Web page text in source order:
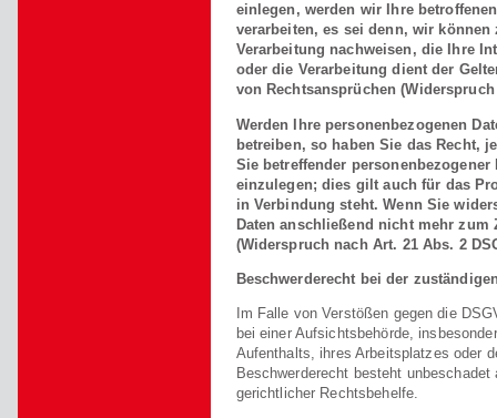
einlegen, werden wir Ihre
verarbeiten, es sei denn, wir
Verarbeitung nachweisen, die Ihre
oder die Verarbeitung dient der
von Rechtsansprüchen
Werden Ihre personenbezogenen
betreiben, so haben Sie das Recht,
Sie betreffender
einzulegen; dies gilt auch für das
in Verbindung steht. Wenn Sie
Daten anschließend nicht mehr zum
(Widerspruch nach Art. 21 Abs. 2
Beschwerderecht bei der
Im Falle von Verstößen gegen die
bei einer Aufsichtsbehörde,
Aufenthalts, ihres Arbeitsplatzes oder
Beschwerderecht besteht
gerichtlicher Rechtsbehelfe.